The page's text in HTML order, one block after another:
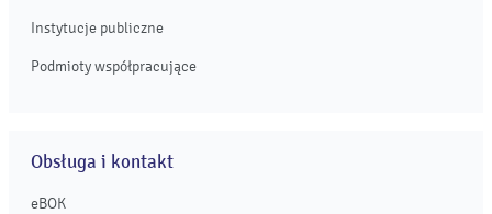
Instytucje publiczne
Podmioty współpracujące
Obsługa i kontakt
eBOK